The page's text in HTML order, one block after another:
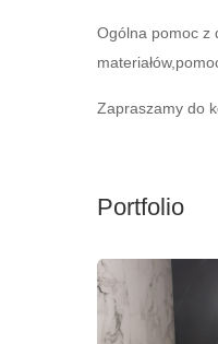
Ogólna pomoc z
Zapraszamy do
Portfolio